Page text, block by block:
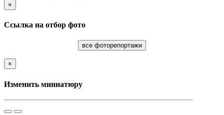
×
Ссылка на отбор фото
все фоторепортажи
×
Изменить миниатюру